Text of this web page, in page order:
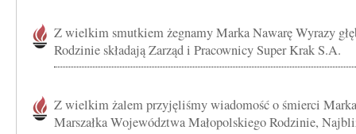
Z wielkim smutkiem żegnamy Marka Nawarę Wyrazy
Rodzinie składają Zarząd i Pracownicy Super Krak S.A.
Z wielkim żalem przyjęliśmy wiadomość o śmierci
Marszałka Województwa Małopolskiego Rodzinie,